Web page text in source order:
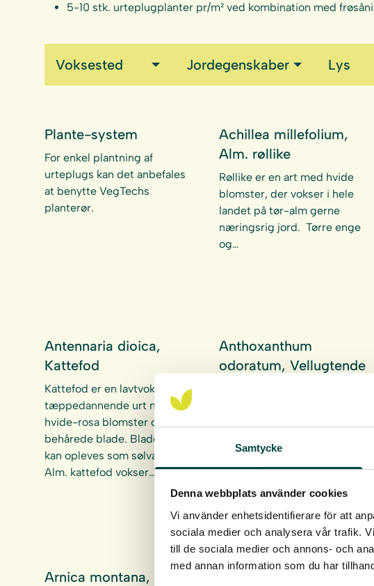
Samtycke
Denna webbplats använder cookies
Vi använder enhetsidentifierare för att
sociala medier och analysera vår trafik.
till de sociala medier och annons- och
med annan information som du har
5-10 stk. urteplugplanter pr/m² ved kombination med
Voksested Jordegenskaber Lys
Plante-system
For enkel plantning af
urteplugs kan det anbefales
at benytte VegTechs
planterør.
Achillea millefolium,
Alm. røllike
Røllike er en art med hvide
blomster, der vokser i hele
landet på tør-alm gerne
næringsrig jord. Tørre enge
og…
Antennaria dioica,
Kattefod
Kattefod er en lavtvoksende
tæppedannende urt med
hvide-rosa blomster og
behårede blade. Bladene
kan opleves som sølvagtige.
Alm. kattefod vokser…
Anthoxanthum
odoratum, Vellugtende
tuedannende strå, som
blomstrer tidligt på foråret.
Vellugtende gulaks vokser
næringsfattig jord f.eks….
Arnica montana,